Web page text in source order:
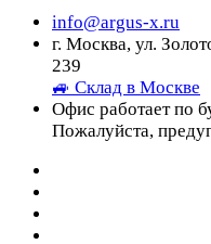
info@argus-x.ru
г. Москва, ул.
239
🚙 Склад в Москве
Офис работает по
Пожалуйста,